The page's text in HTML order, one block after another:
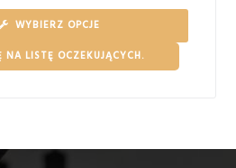
WYBIERZ OPCJE
NA LISTĘ OCZEKUJĄCYCH.